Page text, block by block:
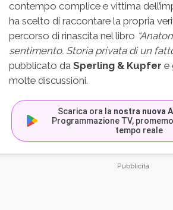
contempo complice e vittima
ha scelto di raccontare la propria
percorso di rinascita nel libro
sentimento. Storia privata di un
pubblicato da Sperling & Kupfer e
molte discussioni.
Scarica ora la nostra nuova
Programmazione TV,
tempo reale